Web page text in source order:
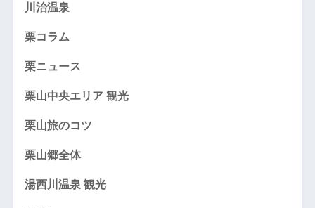
川治温泉
栗コラム
栗ニュース
栗山中央エリア 観光
栗山旅のコツ
栗山郷全体
湯西川温泉 観光